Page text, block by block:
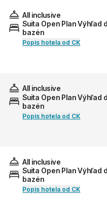
All inclusive
Suita Open Plan Výhľad
bazén
Popis hotela od CK
All inclusive
Suita Open Plan Výhľad
bazén
Popis hotela od CK
All inclusive
Suita Open Plan Výhľad
bazén
Popis hotela od CK